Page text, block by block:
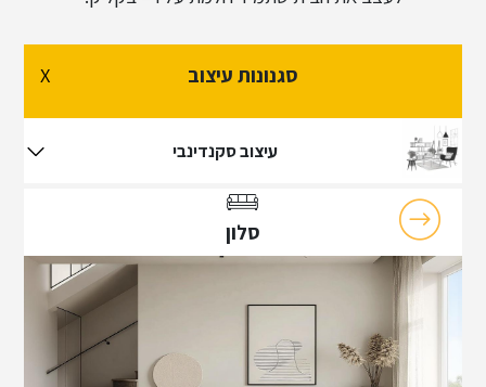
סגנונות עיצוב X
עיצוב סקנדינבי
עיצוב מינימליסטי
עיצוב סקנדינבי
סלון